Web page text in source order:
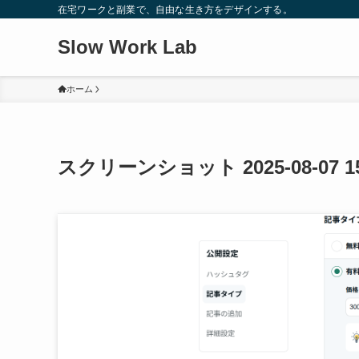
在宅ワークと副業で、自由な生き方をデザインする。
Slow Work Lab
ホーム
スクリーンショット 2025-08-07